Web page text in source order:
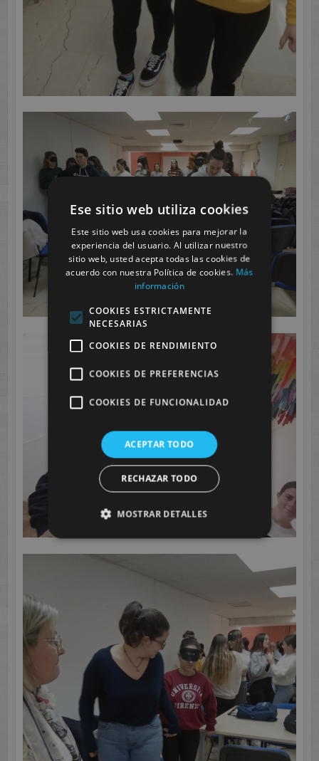
Ese sitio web utiliza cookies
Este sitio web usa cookies para mejorar la
experiencia del usuario. Al utilizar nuestro
sitio web, usted acepta todas las cookies de
acuerdo con nuestra Política de cookies. Más
información
COOKIES ESTRICTAMENTE
NECESARIAS
COOKIES DE RENDIMIENTO
COOKIES DE PREFERENCIAS
COOKIES DE FUNCIONALIDAD
ACEPTAR TODO
RECHAZAR TODO
MOSTRAR DETALLES